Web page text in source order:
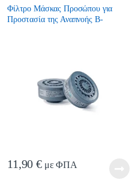
Φίλτρο Μάσκας Προσώπου για
Προστασία της Αναπνοής B-
11,90€ με ΦΠΑ